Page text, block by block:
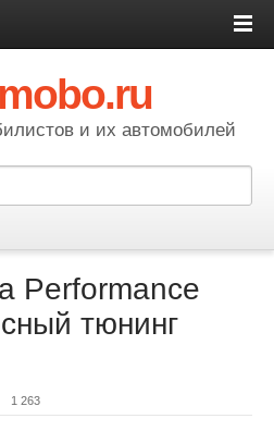
и их автомобилей
Performance
тюнинг
1 263